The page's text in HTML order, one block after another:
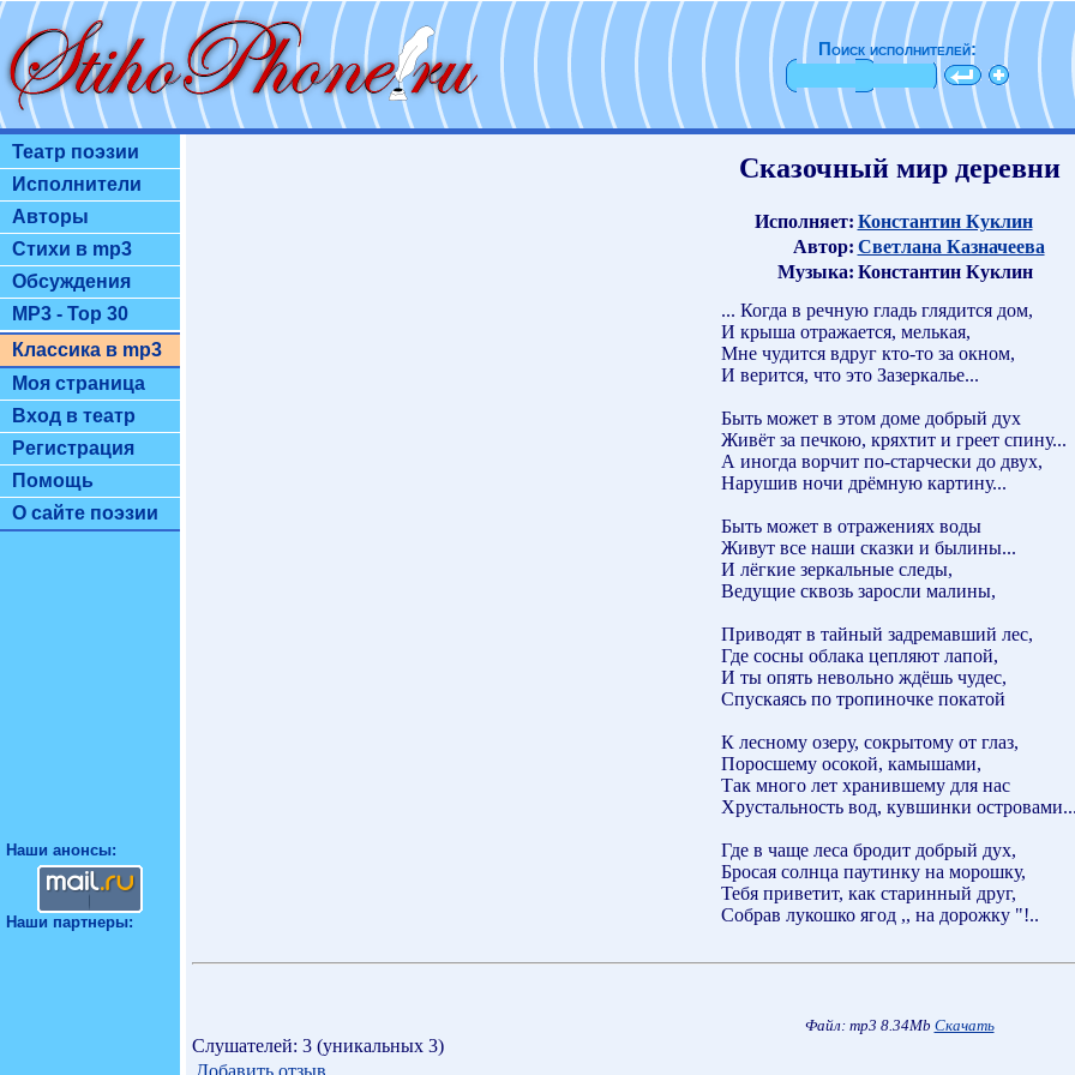
Поиск исполнителей:
Театр поэзии
Исполнители
Авторы
Стихи в mp3
Обсуждения
MP3 - Top 30
Классика в mp3
Моя страница
Вход в театр
Регистрация
Помощь
О сайте поэзии
Наши анонсы:
Наши партнеры:
Сказочный мир деревни
Исполняет: Константин Куклин
Автор: Светлана Казначеева
Музыка: Константин Куклин
... Когда в речную гладь глядится дом,
И крыша отражается, мелькая,
Мне чудится вдруг кто-то за окном,
И верится, что это Зазеркалье...
Быть может в этом доме добрый дух
Живёт за печкою, кряхтит и греет спину...
А иногда ворчит по-старчески до двух,
Нарушив ночи дрёмную картину...
Быть может в отражениях воды
Живут все наши сказки и былины...
И лёгкие зеркальные следы,
Ведущие сквозь заросли малины,
Приводят в тайный задремавший лес,
Где сосны облака цепляют лапой,
И ты опять невольно ждёшь чудес,
Спускаясь по тропиночке покатой
К лесному озеру, сокрытому от глаз,
Поросшему осокой, камышами,
Так много лет хранившему для нас
Хрустальность вод, кувшинки
Где в чаще леса бродит добрый дух,
Бросая солнца паутинку на морошку,
Тебя приветит, как старинный друг,
Собрав лукошко ягод ,, на дорожку "!..
Файл: mp3 8.34Mb Скачать
Слушателей: 3 (уникальных 3)
Добавить отзыв